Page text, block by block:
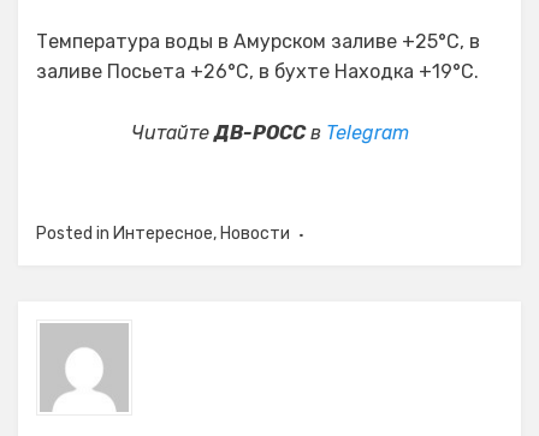
Температура воды в Амурском заливе +25°C, в
заливе Посьета +26°C, в бухте Находка +19°C.
ЧитайтеДВ-РОССв Telegram
Posted in Интересное, Новости